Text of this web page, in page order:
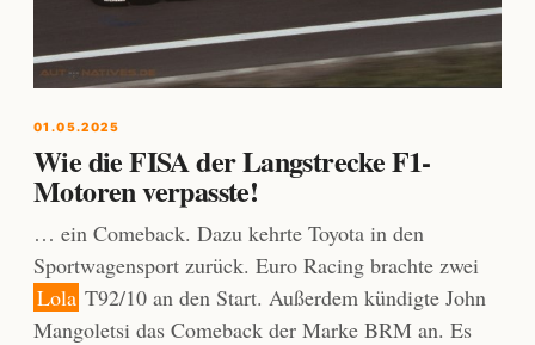
01.05.2025
Wie die FISA der Langstrecke F1-
Motoren verpasste!
… ein Comeback. Dazu kehrte Toyota in den
Sportwagensport zurück. Euro Racing brachte zwei
Lola T92/10 an den Start. Außerdem kündigte John
Mangoletsi das Comeback der Marke BRM an. Es